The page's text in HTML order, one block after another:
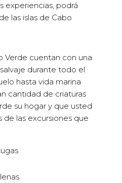
experiencias, podrá
las islas de Cabo
Verde cuentan con una
durante todo el
hasta vida marina
cantidad de criaturas
su hogar y que usted
de las excursiones que